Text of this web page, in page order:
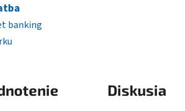
banking
Diskusia